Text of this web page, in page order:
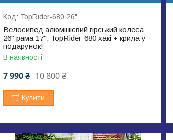
TopRider-680 26"
Велосипед алюмінієвий гірський колеса
26" рама 17", TopRider-680 хакі + крила у
подарунок!
В наявності
10 800 ₴
7 990 ₴
Купити